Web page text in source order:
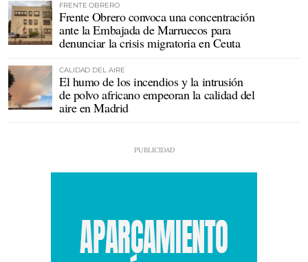
FRENTE OBRERO
Frente Obrero convoca una concentración
ante la Embajada de Marruecos para
denunciar la crisis migratoria en Ceuta
CALIDAD DEL AIRE
El humo de los incendios y la intrusión
de polvo africano empeoran la calidad del
aire en Madrid